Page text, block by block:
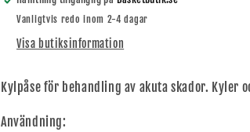
Vanligtvis redo inom 2-4 dagar
Visa butiksinformation
Kylpåse för behandling av akuta skador. Kyler
Användning: